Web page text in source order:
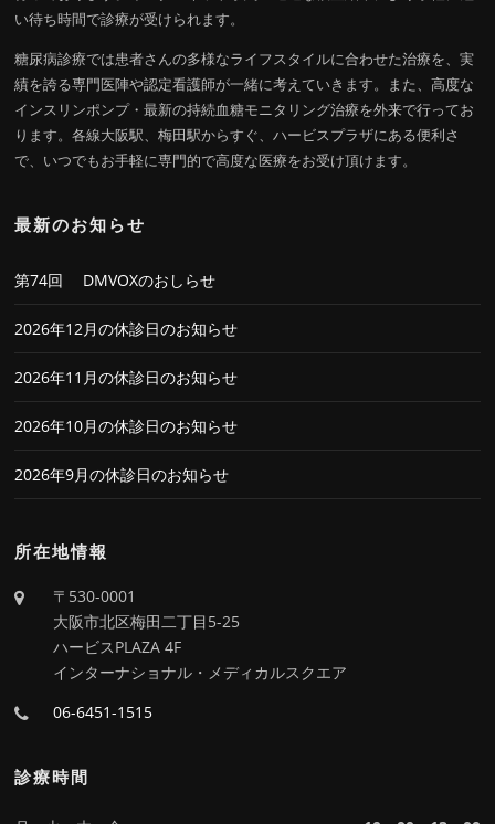
い待ち時間で診療が受けられます。
糖尿病診療では患者さんの多様なライフスタイルに合わせた治療を、実
績を誇る専門医陣や認定看護師が一緒に考えていきます。また、高度な
インスリンポンプ・最新の持続血糖モニタリング治療を外来で行ってお
ります。各線大阪駅、梅田駅からすぐ、ハービスプラザにある便利さ
で、いつでもお手軽に専門的で高度な医療をお受け頂けます。
最新のお知らせ
第74回 DMVOXのおしらせ
2026年12月の休診日のお知らせ
2026年11月の休診日のお知らせ
2026年10月の休診日のお知らせ
2026年9月の休診日のお知らせ
所在地情報
〒530-0001
大阪市北区梅田二丁目5-25
ハービスPLAZA 4F
インターナショナル・メディカルスクエア
06-6451-1515
診療時間